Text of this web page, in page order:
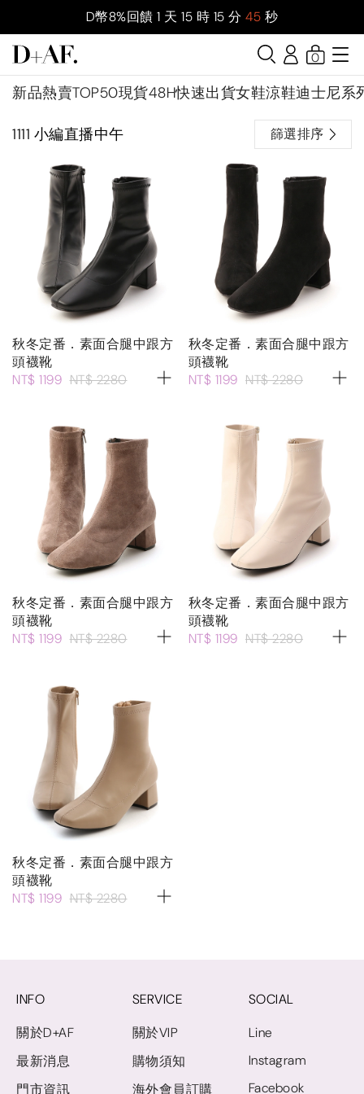
D幣8%回饋 1 天 15 時 15 分 45 秒
新品熱賣TOP50現貨48H快速出貨女鞋涼鞋迪士尼系
0
1111 小編直播中午 篩選排序
秋冬定番．素面合腿中跟方
頭襪靴
NT$ 1199 NT$ 2280
秋冬定番．素面合腿中跟方
頭襪靴
NT$ 1199 NT$ 2280
秋冬定番．素面合腿中跟方
頭襪靴
NT$ 1199 NT$ 2280
秋冬定番．素面合腿中跟方
頭襪靴
NT$ 1199 NT$ 2280
秋冬定番．素面合腿中跟方
頭襪靴
NT$ 1199 NT$ 2280
INFO
關於D+AF
最新消息
門市資訊
SERVICE
關於VIP
購物須知
海外會員訂購
SOCIAL
Line
Instagram
Facebook